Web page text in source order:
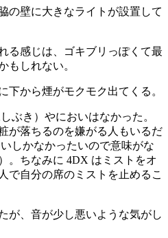
の壁に大きなライトが設置して
る感じは、ゴキブリっぽくて最
もしれない。
下から煙がモクモク出てくる。
ぶき）やにおいはなかった。
が落ちるのを嫌がる人もいるだ
しかなかったいので意味がな
。ちなみに 4DX はミストをオ
で自分の席のミストを止めるこ
が、音が少し悪いような気がし